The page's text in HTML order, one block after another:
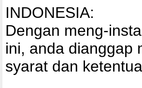
INDONESIA:
Dengan meng-
ini, anda dianggap
syarat dan